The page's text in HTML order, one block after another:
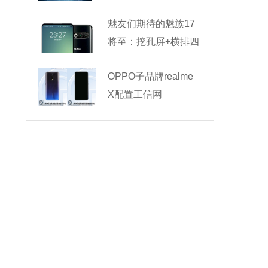
魅友们期待的魅族17
将至：挖孔屏+横排四
OPPO子品牌realme
X配置工信网